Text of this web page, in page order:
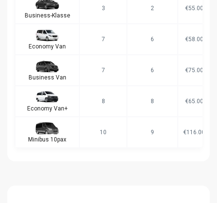
Business-Klasse
3 2 €55.00
Economy Van
7 6 €58.00
Business Van
7 6 €75.00
Economy Van+
8 8 €65.00
Minibus 10pax
10 9 €116.00